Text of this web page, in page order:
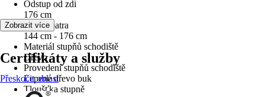
Odstup od zdi
176 cm
Výška patra
144 cm - 176 cm
Materiál stupňů schodiště
Dřevo
Provedení stupňů schodiště
Lepené dřevo buk
Tloušťka stupně
Zobrazit více
Certifikáty a služby
Přeskočit oblast